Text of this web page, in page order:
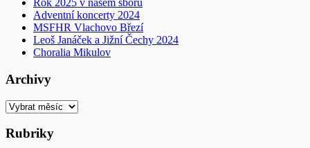
Rok 2025 v našem sboru
Adventní koncerty 2024
MSFHR Vlachovo Březí
Leoš Janáček a Jižní Čechy 2024
Choralia Mikulov
Archivy
Archivy
Rubriky